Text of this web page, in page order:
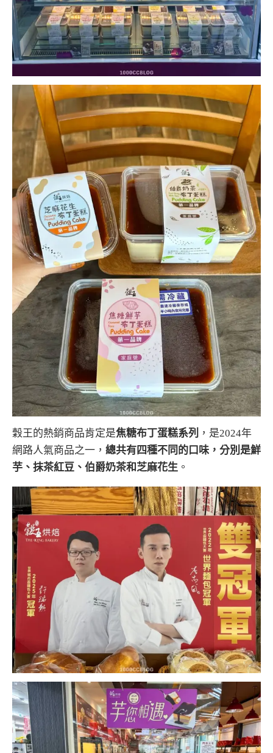
穀王的熱銷商品肯定是焦糖布丁蛋糕系列
，是2024年
網路人氣商品之一， 總共有四種不同的口味，分別是鮮
芋、抹茶紅豆、伯爵奶茶和芝麻花生 。